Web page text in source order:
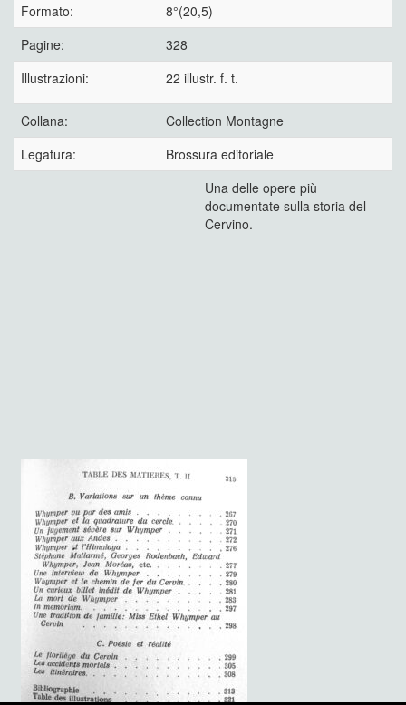
Formato:
8°(20,5)
Pagine:
328
Illustrazioni:
22 illustr. f. t.
Collana:
Collection Montagne
Legatura:
Brossura editoriale
Una delle opere più
documentate sulla storia del
Cervino.